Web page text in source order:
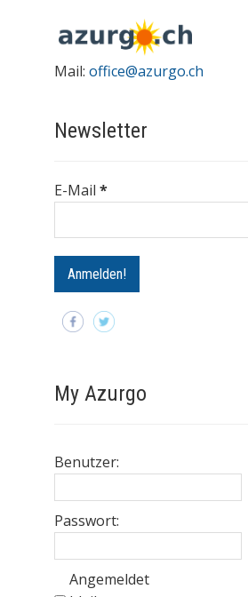
Mail:office@azurgo.ch
Newsletter
E-Mail*
My Azurgo
Benutzer:
Passwort:
Angemeldet